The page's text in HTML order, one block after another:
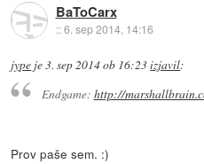
BaToCarx
::6. sep 2014, 14:16
jype je3. sep 2014 ob 16:23izjavil:
Endgame: http://
Prov paše sem. :)